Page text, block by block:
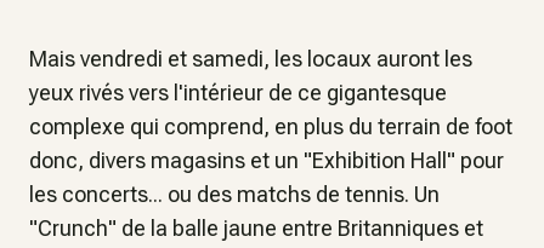
Mais vendredi et samedi, les locaux auront les
yeux rivés vers l'intérieur de ce gigantesque
complexe qui comprend, en plus du terrain de foot
donc, divers magasins et un "Exhibition Hall" pour
les concerts... ou des matchs de tennis. Un
"Crunch" de la balle jaune entre Britanniques et